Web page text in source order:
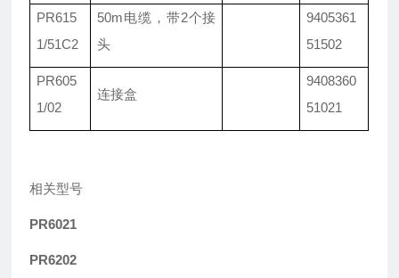
PR615
1/51C2
50m电缆，带2个接
头
9405361
51502
PR605
1/02
连接盒
9408360
51021
相关型号
PR6021
PR6202